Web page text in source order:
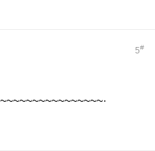
5#